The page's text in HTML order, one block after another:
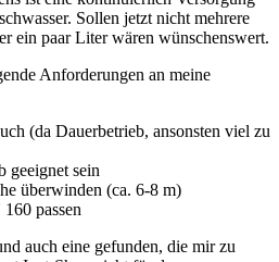
Sollen jetzt nicht mehrere
ein paar Liter wären wünschenswert.
Anforderungen an meine
(da Dauerbetrieb, ansonsten viel zu
geeignet sein
überwinden (ca. 6-8 m)
passen
auch eine gefunden, die mir zu